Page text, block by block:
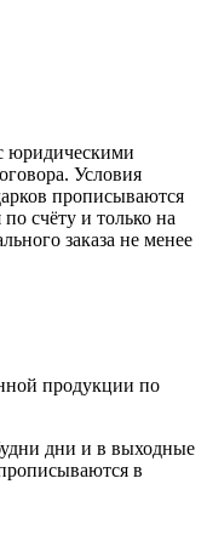
юридическими
Условия
прописываются
счёту и только на
заказа не менее
продукции по
дни и в выходные
в